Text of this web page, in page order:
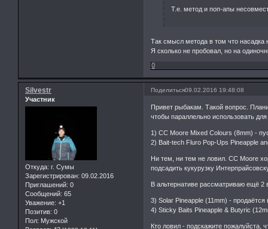
Т.е. метод и поп-апы
Так смысл метода в том что насадка
Я сколько не пробовал, но на
0
Поделиться09.02.2016 19:48:08
Silvestr
Участник
Откуда: г. Сумы
Зарегистрирован: 09.02.2016
Приглашений: 0
Сообщений: 65
Уважение: +1
Позитив: 0
Пол: Мужской
Привет рыбакам. Такой вопрос.
чтобы параллельно использовать
1) CC Moore Mixed Colours (8mm) -
2) Bait-tech Fluro Pop-Ups Pineapple
Ни тем, ни тем не ловил. CC Moore
подсадить кукурузку
В альтернативе рассматриваю ещё 2
3) Solar Pineapple (11mm) -
4) Sticky Baits Pineapple & Butyric
Кто ловил - подскажите пожалуйста,